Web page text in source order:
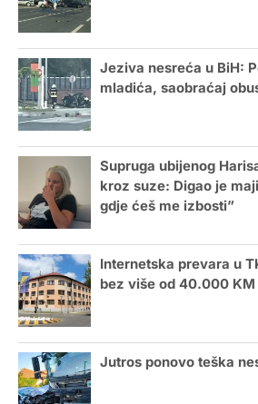
Jeziva nesreća u BiH:
mladića, saobraćaj
Supruga ubijenog
kroz suze: Digao je
gdje ćeš me izbosti”
Internetska prevara u
bez više od 40.000 KM
Jutros ponovo teška